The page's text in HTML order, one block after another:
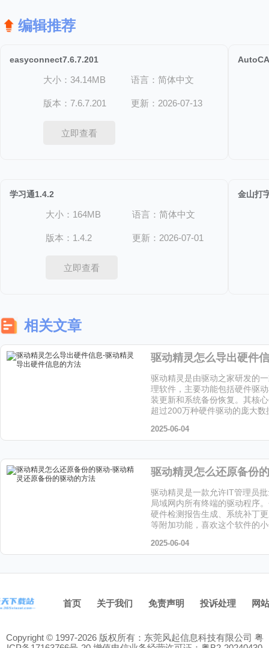
编辑推荐
easyconnect7.6.7.201
大小：34.14MB 语言：简体中文
版本：7.6.7.201 更新：2026-07-13
立即查看
学习通1.4.2
大小：164MB 语言：简体中文
版本：1.4.2 更新：2026-07-01
立即查看
金山打
相关文章
驱动精灵是由驱动之家研发的
理软件，主要功能包括硬件驱
装更新和系统备份恢复。其核
超过200万种硬件驱动的庞大数
2025-06-04
驱动精灵是一款允许IT管理员
局域网内所有终端的驱动程序
硬件检测报告生成、系统补丁
等附加功能，喜欢这个软件的
2025-06-04
首页 关于我们 免责声明 投诉处理 网
Copyright © 1997-2026 版权所有：东莞风起信息科技有限公司 粤